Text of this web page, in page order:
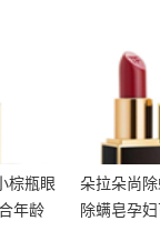
小棕
棕瓶眼
年龄
朵拉朵尚
朵拉朵尚
除螨皂孕